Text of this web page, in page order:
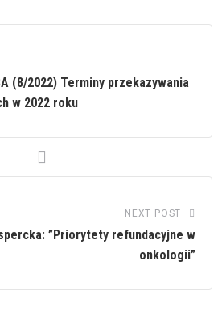
(8/2022) Terminy przekazywania
w 2022 roku
NEXT POST
”Priorytety refundacyjne w
onkologii”